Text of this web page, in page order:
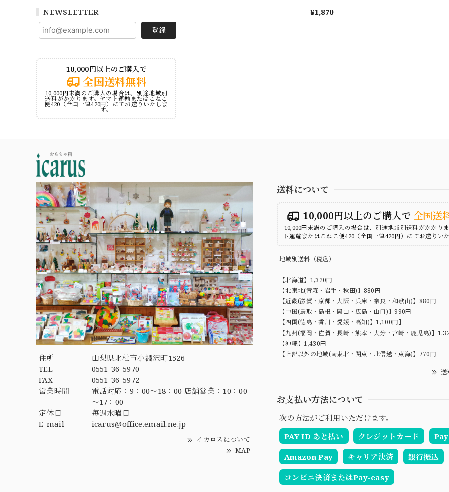
NEWSLETTER
登録
10,000円以上のご購入で
全国送料無料
10,000円未満のご購入の場合は、別途地域別
送料がかかります。ヤマト運輸またはこねこ
便420（全国一律420円）にてお送りいたしま
す。
¥1,870
住所
山梨県北杜市小淵沢町1526
TEL
0551-36-5970
FAX
0551-36-5972
営業時間
電話対応：9：00～18：00 店舗営業：10：00
～17：00
定休日
毎週水曜日
E-mail
icarus@office.email.ne.jp
イカロスについて
MAP
送料について
10,000円以上のご購入で 全国送
10,000円未満のご購入の場合は、別途地域別送料がかかり
ト運輸またはこねこ便420（全国一律420円）にてお送りい
地域別送料（税込）
【北海道】1,320円
【北東北(青森・岩手・秋田)】880円
【近畿(滋賀・京都・大阪・兵庫・奈良・和歌山)】880円
【中国(鳥取・島根・岡山・広島・山口)】990円
【四国(徳島・香川・愛媛・高知)】1,100円】
【九州(福岡・佐賀・長崎・熊本・大分・宮崎・鹿児島)】
【沖縄】1,430円
【上記以外の地域(南東北・関東・北信越・東海)】770円
お支払い方法について
次の方法がご利用いただけます。
PAY ID あと払い
クレジットカード
Amazon Pay キャリア決済 銀行振込
コンビニ決済またはPay-easy